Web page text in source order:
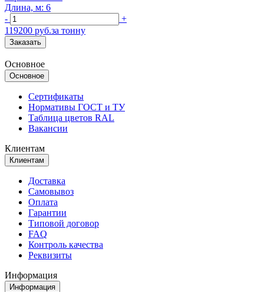
Длина, м: 6
-
+
119200 руб.за тонну
Заказать
Основное
Основное
Сертификаты
Нормативы ГОСТ и ТУ
Таблица цветов RAL
Вакансии
Клиентам
Клиентам
Доставка
Самовывоз
Оплата
Гарантии
Типовой договор
FAQ
Контроль качества
Реквизиты
Информация
Информация